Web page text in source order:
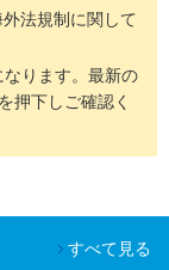
法規制に関して
なります。最新の
押下しご確認く
すべて見る